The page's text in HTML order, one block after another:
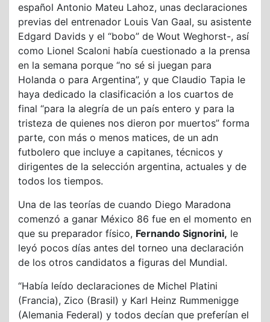
español Antonio Mateu Lahoz, unas declaraciones
previas del entrenador Louis Van Gaal, su asistente
Edgard Davids y el “bobo” de Wout Weghorst-, así
como Lionel Scaloni había cuestionado a la prensa
en la semana porque “no sé si juegan para
Holanda o para Argentina”, y que Claudio Tapia le
haya dedicado la clasificación a los cuartos de
final “para la alegría de un país entero y para la
tristeza de quienes nos dieron por muertos” forma
parte, con más o menos matices, de un adn
futbolero que incluye a capitanes, técnicos y
dirigentes de la selección argentina, actuales y de
todos los tiempos.
Una de las teorías de cuando Diego Maradona
comenzó a ganar México 86 fue en el momento en
que su preparador físico, Fernando Signorini, le
leyó pocos días antes del torneo una declaración
de los otros candidatos a figuras del Mundial.
“Había leído declaraciones de Michel Platini
(Francia), Zico (Brasil) y Karl Heinz Rummenigge
(Alemania Federal) y todos decían que preferían el